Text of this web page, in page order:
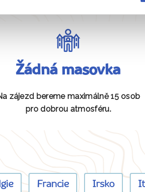
Žádná masovka
zájezd bereme maximálně 15 osob
pro dobrou atmosféru.
Francie Irsko